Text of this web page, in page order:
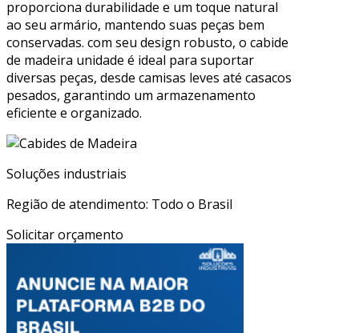
proporciona durabilidade e um toque natural
ao seu armário, mantendo suas peças bem
conservadas. com seu design robusto, o cabide
de madeira unidade é ideal para suportar
diversas peças, desde camisas leves até casacos
pesados, garantindo um armazenamento
eficiente e organizado.
Soluções industriais
Região de atendimento: Todo o Brasil
Solicitar orçamento